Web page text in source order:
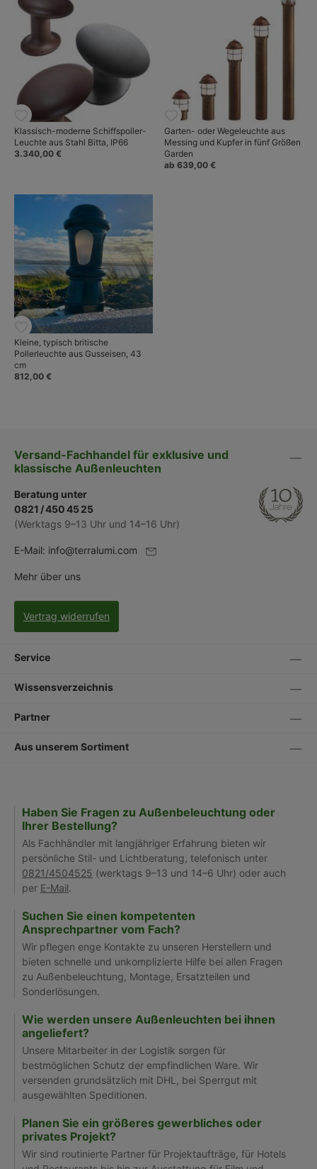
Klassisch-moderne Schiffspoller-
Leuchte aus Stahl Bitta, IP66
3.340,00 €
Garten- oder Wegeleuchte aus
Messing und Kupfer in fünf Größen
Garden
ab 639,00 €
Kleine, typisch britische
Pollerleuchte aus Gusseisen, 43
cm
812,00 €
Versand-Fachhandel für exklusive und
klassische Außenleuchten
Beratung unter
0821 / 450 45 25
(Werktags 9–13 Uhr und 14–16 Uhr)
E-Mail: info@terralumi.com
Mehr über uns
Vertrag widerrufen
Service
Wissensverzeichnis
Partner
Aus unserem Sortiment
Haben Sie Fragen zu Außenbeleuchtung oder
Ihrer Bestellung?
Als Fachhändler mit langjähriger Erfahrung bieten wir
persönliche Stil- und Lichtberatung, telefonisch unter
0821/4504525 (werktags 9–13 und 14–6 Uhr) oder auch
per E-Mail.
Suchen Sie einen kompetenten
Ansprechpartner vom Fach?
Wir pflegen enge Kontakte zu unseren Herstellern und
bieten schnelle und unkomplizierte Hilfe bei allen Fragen
zu Außenbeleuchtung, Montage, Ersatzteilen und
Sonderlösungen.
Wie werden unsere Außenleuchten bei ihnen
angeliefert?
Unsere Mitarbeiter in der Logistik sorgen für
bestmöglichen Schutz der empfindlichen Ware. Wir
versenden grundsätzlich mit DHL, bei Sperrgut mit
ausgewählten Speditionen.
Planen Sie ein größeres gewerbliches oder
privates Projekt?
Wir sind routinierte Partner für Projektaufträge, für Hotels